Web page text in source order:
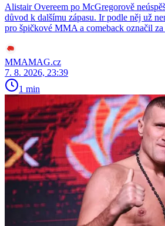
Alistair Overeem po McGregorově
důvod k dalšímu zápasu. Ir podle něj už
pro špičkové MMA a comeback označil za
MMAMAG.cz
7. 8. 2026, 23:39
1 min